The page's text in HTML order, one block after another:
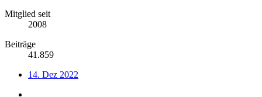
Mitglied seit
2008
Beiträge
41.859
14. Dez 2022